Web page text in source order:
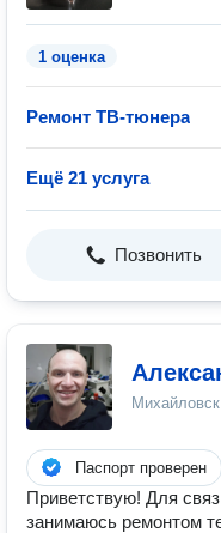
1 оценка
Ремонт ТВ-тюнера
Ещё 21 услуга
Позвонить
Михайловск
Паспорт проверен
Приветствую! Для
занимаюсь ремонтом